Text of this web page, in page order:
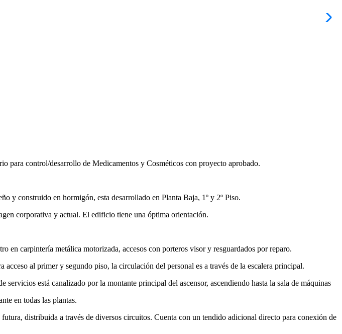
para control/desarrollo de Medicamentos y Cosméticos con proyecto aprobado.
y construido en hormigón, esta desarrollado en Planta Baja, 1º y 2º Piso.
corporativa y actual. El edificio tiene una óptima orientación.
en carpintería metálica motorizada, accesos con porteros visor y resguardados por reparo.
al primer y segundo piso, la circulación del personal es a través de la escalera principal.
está canalizado por la montante principal del ascensor, ascendiendo hasta la sala de máquinas
en todas las plantas.
distribuida a través de diversos circuitos. Cuenta con un tendido adicional directo para conexión de